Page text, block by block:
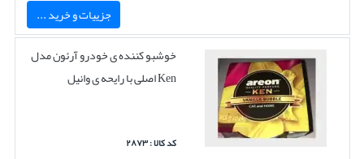
جزییات و خرید ...
خوشبو کننده ی خودرو آرئون مدل
Ken اصلی با رایحه ی وانیل
کد کالا : ۲۸۷۳